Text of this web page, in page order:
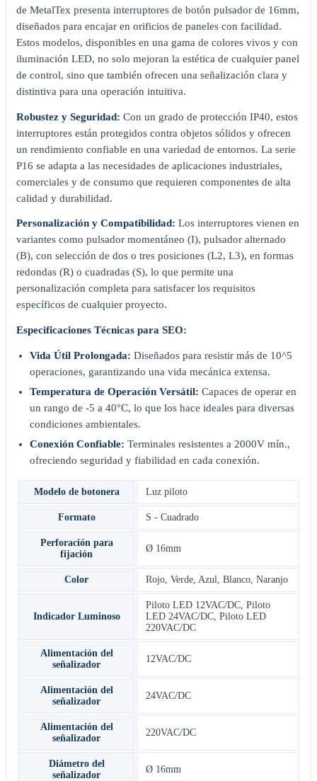
de MetalTex presenta interruptores de botón pulsador de 16mm,
diseñados para encajar en orificios de paneles con facilidad.
Estos modelos, disponibles en una gama de colores vivos y con
iluminación LED, no solo mejoran la estética de cualquier panel
de control, sino que también ofrecen una señalización clara y
distintiva para una operación intuitiva.
Robustez y Seguridad: Con un grado de protección IP40, estos
interruptores están protegidos contra objetos sólidos y ofrecen
un rendimiento confiable en una variedad de entornos. La serie
P16 se adapta a las necesidades de aplicaciones industriales,
comerciales y de consumo que requieren componentes de alta
calidad y durabilidad.
Personalización y Compatibilidad: Los interruptores vienen en
variantes como pulsador momentáneo (I), pulsador alternado
(B), con selección de dos o tres posiciones (L2, L3), en formas
redondas (R) o cuadradas (S), lo que permite una
personalización completa para satisfacer los requisitos
específicos de cualquier proyecto.
Especificaciones Técnicas para SEO:
Vida Útil Prolongada: Diseñados para resistir más de 10^5
operaciones, garantizando una vida mecánica extensa.
Temperatura de Operación Versátil: Capaces de operar en
un rango de -5 a 40°C, lo que los hace ideales para diversas
condiciones ambientales.
Conexión Confiable: Terminales resistentes a 2000V mín.,
ofreciendo seguridad y fiabilidad en cada conexión.
Modelo de botonera Luz piloto
Formato S - Cuadrado
Perforación para
fijación
Ø 16mm
Color Rojo Verde Azul Blanco Naranjo
Indicador Luminoso
Piloto LED 12VAC/DC Piloto
LED 24VAC/DC Piloto LED
220VAC/DC
Alimentación del
señalizador
12VAC/DC
Alimentación del
señalizador
24VAC/DC
Alimentación del
señalizador
220VAC/DC
Diámetro del
señalizador
Ø 16mm